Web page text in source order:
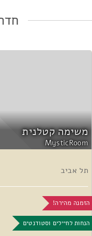
משימה קטלנית
MysticRoom
תל אביב
הזמנה מהירה!
הנחות לחיילים וסטודנטים